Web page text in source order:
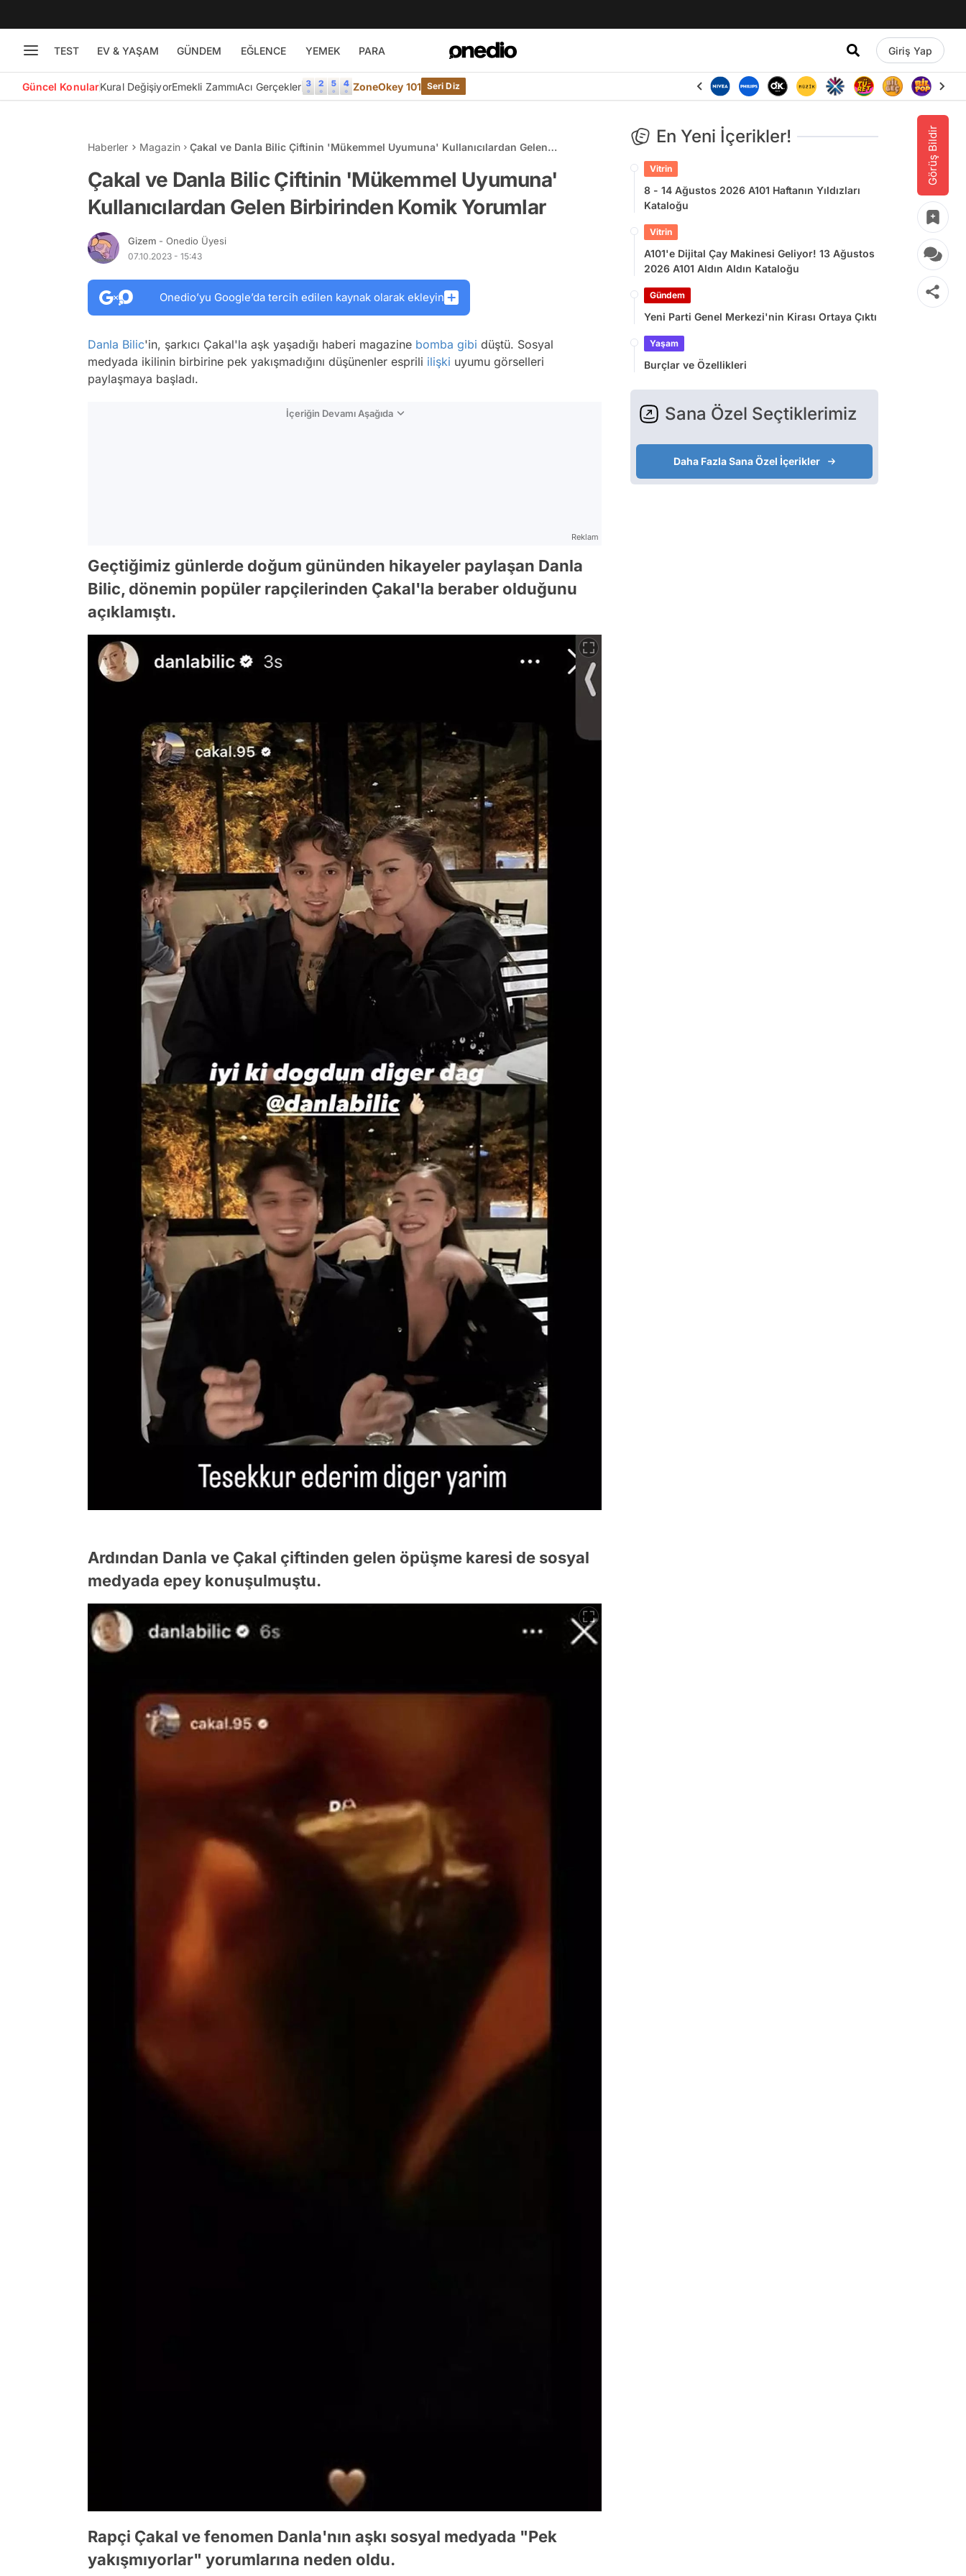
TEST EV & YAŞAM GÜNDEM EĞLENCE YEMEK PARA Giriş Yap
Güncel KonularKural DeğişiyorEmekli ZammıAcı Gerçekler ZoneOkey 101 Seri Diz
Görüş Bildir
Haberler Magazin
Çakal ve Danla Bilic Çiftinin 'Mükemmel Uyumuna' Kullanıcılardan Gelen
Çakal ve Danla Bilic Çiftinin 'Mükemmel Uyumuna'
Kullanıcılardan Gelen Birbirinden Komik Yorumlar
Gizem - Onedio Üyesi
07.10.2023 - 15:43
Onedio’yu Google’da tercih edilen kaynak olarak ekleyin
Danla Bilic'in, şarkıcı Çakal'la aşk yaşadığı haberi magazine bomba gibi düştü. Sosyal
medyada ikilinin birbirine pek yakışmadığını düşünenler esprili ilişki uyumu görselleri
paylaşmaya başladı.
İçeriğin Devamı Aşağıda
Reklam
Geçtiğimiz günlerde doğum gününden hikayeler paylaşan Danla
Bilic, dönemin popüler rapçilerinden Çakal'la beraber olduğunu
açıklamıştı.
Ardından Danla ve Çakal çiftinden gelen öpüşme karesi de sosyal
medyada epey konuşulmuştu.
Rapçi Çakal ve fenomen Danla'nın aşkı sosyal medyada "Pek
yakışmıyorlar" yorumlarına neden oldu.
En Yeni İçerikler!
Vitrin
8 - 14 Ağustos 2026 A101 Haftanın Yıldızları
Kataloğu
Vitrin
A101'e Dijital Çay Makinesi Geliyor! 13 Ağustos
2026 A101 Aldın Aldın Kataloğu
Gündem
Yeni Parti Genel Merkezi'nin Kirası Ortaya Çıktı
Yaşam
Burçlar ve Özellikleri
Sana Özel Seçtiklerimiz
Daha Fazla Sana Özel İçerikler